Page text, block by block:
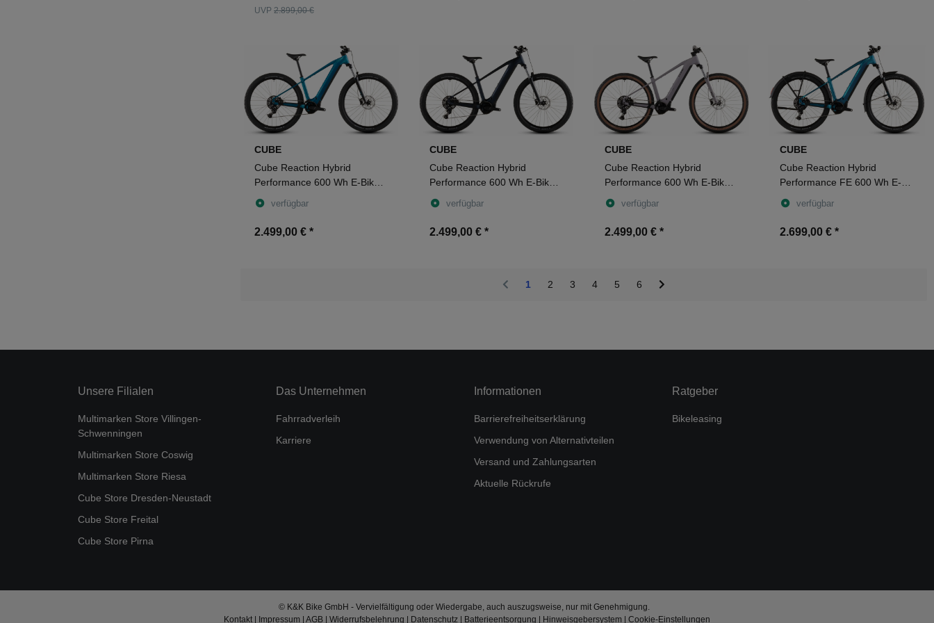
UVP 2.899,00 €
CUBE
Cube Reaction Hybrid
Performance 600 Wh E-Bike
Hardtail Diamant electricblue
´n´dazzle
verfügbar
2.499,00 € *
CUBE
Cube Reaction Hybrid
Performance 600 Wh E-Bike
Hardtail Diamant indigoblue´n
´reflex
verfügbar
2.499,00 € *
CUBE
Cube Reaction Hybrid
Performance 600 Wh E-Bike
Hardtail Diamant plumgrey´n
´black
verfügbar
2.499,00 € *
CUBE
Cube Reaction Hybrid
Performance FE 600 Wh E-
Bike Hardtail Diamant
electricblue´n´dazzle
verfügbar
2.699,00 € *
1 2 3 4 5 6
Unsere Filialen
Multimarken Store Villingen-
Schwenningen
Multimarken Store Coswig
Multimarken Store Riesa
Cube Store Dresden-Neustadt
Cube Store Freital
Cube Store Pirna
Das Unternehmen
Fahrradverleih
Karriere
Informationen
Barrierefreiheitserklärung
Verwendung von Alternativteilen
Versand und Zahlungsarten
Aktuelle Rückrufe
Ratgeber
Bikeleasing
© K&K Bike GmbH - Vervielfältigung oder Wiedergabe, auch auszugsweise, nur mit Genehmigung.
Kontakt
Impressum AGB Widerrufsbelehrung Datenschutz Batterieentsorgung Hinweisgebersystem Cookie-Einstellungen